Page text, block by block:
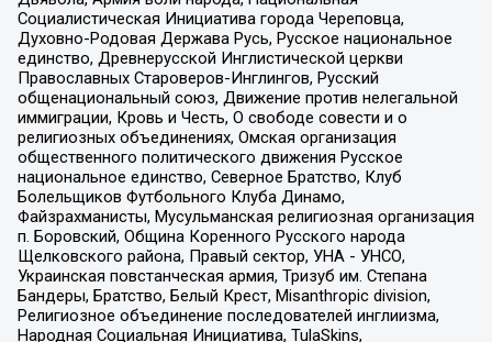
Социалистическая Инициатива города Череповца,
Духовно-Родовая Держава Русь, Русское национальное
единство, Древнерусской Инглистической церкви
Православных Староверов-Инглингов, Русский
общенациональный союз, Движение против нелегальной
иммиграции, Кровь и Честь, О свободе совести и о
религиозных объединениях, Омская организация
общественного политического движения Русское
национальное единство, Северное Братство, Клуб
Болельщиков Футбольного Клуба Динамо,
Файзрахманисты, Мусульманская религиозная организация
п. Боровский, Община Коренного Русского народа
Щелковского района, Правый сектор, УНА - УНСО,
Украинская повстанческая армия, Тризуб им. Степана
Бандеры, Братство, Белый Крест, Misanthropic division,
Религиозное объединение последователей инглиизма,
Народная Социальная Инициатива, TulaSkins,